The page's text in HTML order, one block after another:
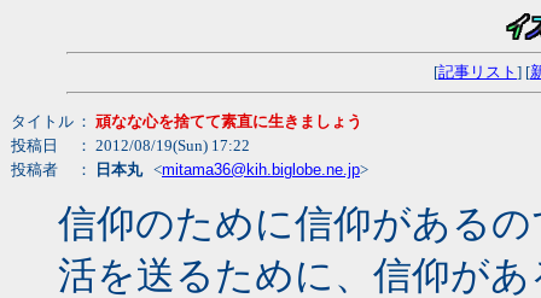
[記事リスト ] [
タイトル ： 頑なな心を捨てて素直に生きましょう
投稿日
： 2012/08/19(Sun) 17:22
投稿者
： 日本丸<mitama36@kih.biglobe.ne.jp>
信仰のために信仰がある
活を送るために、信仰が